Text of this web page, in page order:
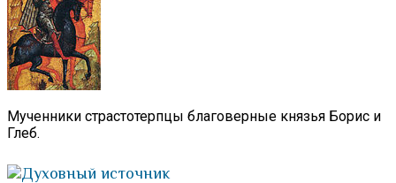
Мученники страстотерпцы благоверные князья Борис и
Глеб.
Духовный источник